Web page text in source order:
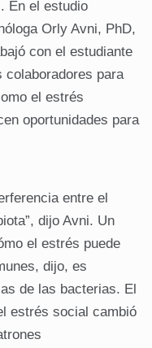
En el estudio
Orly Avni, PhD,
con el estudiante
colaboradores para
el estrés
oportunidades para
entre el
dijo Avni. Un
el estrés puede
dijo, es
de las bacterias. El
estrés social cambió